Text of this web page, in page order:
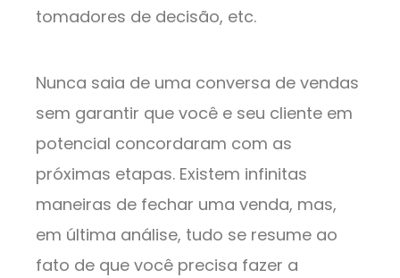
tomadores de decisão, etc.
Nunca saia de uma conversa de vendas
sem garantir que você e seu cliente em
potencial concordaram com as
próximas etapas. Existem infinitas
maneiras de fechar uma venda, mas,
em última análise, tudo se resume ao
fato de que você precisa fazer a